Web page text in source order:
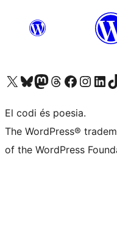
Visiteu el nostre compte X (abans Twitter)
Visiteu el nostre compte de Bluesky
Visiteu el nostre compte al Mastodon
Visiteu el nostre compte de Threads
Visiteu la nostra pàgina al
Visiteu el nostre
Visiteu el
El codi és poesia.
The WordPress®
of the WordPress